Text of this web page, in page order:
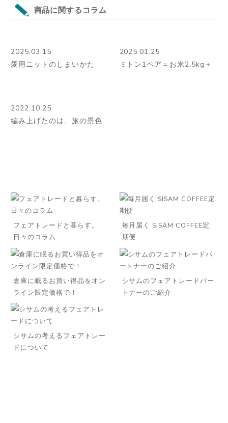
商品に関するコラム
2025.03.15
愛用ニットのしまいかた
2025.01.25
ミトン1ペア＝お米2,5kg＋
2022.10.25
編み上げたのは、旅の景色
フェアトレードと暮らす。
日々のコラム
毎月届く SISAM COFFEE定
期便
倉庫に眠るお買い得品をオン
ライン限定価格で！
シサムのフェアトレードパー
トナーのご紹介
シサムの考えるフェアトレー
ドについて